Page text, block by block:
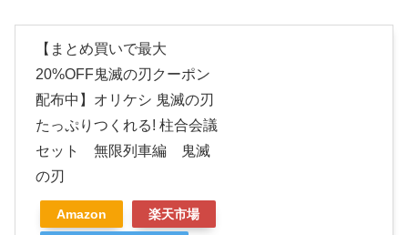
【まとめ買いで最大
20%OFF鬼滅の刃クーポン
配布中】オリケシ 鬼滅の刃
たっぷりつくれる! 柱合会議
セット 無限列車編 鬼滅
の刃
Amazon 楽天市場